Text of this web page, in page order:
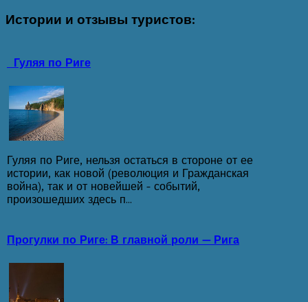
Истории и отзывы туристов:
Гуляя по Риге
Гуляя по Риге, нельзя остаться в стороне от ее
истории, как новой (революция и Гражданская
война), так и от новейшей – событий,
произошедших здесь п...
Прогулки по Риге: В главной роли — Рига